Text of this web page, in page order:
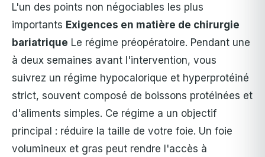
L'un des points non négociables les plus
importants Exigences en matière de chirurgie
bariatrique Le régime préopératoire. Pendant une
à deux semaines avant l'intervention, vous
suivrez un régime hypocalorique et hyperprotéiné
strict, souvent composé de boissons protéinées et
d'aliments simples. Ce régime a un objectif
principal : réduire la taille de votre foie. Un foie
volumineux et gras peut rendre l'accès à